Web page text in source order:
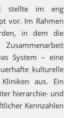
stellte im eng
vor. Im Rahmen
in dem die
System – eine
kulturelle
aus. Ein
hierarchie- und
Kennzahlen